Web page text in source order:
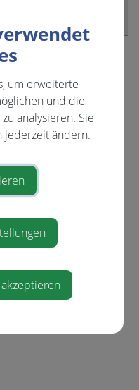
um erweiterte
und die
analysieren. Sie
jederzeit ändern.